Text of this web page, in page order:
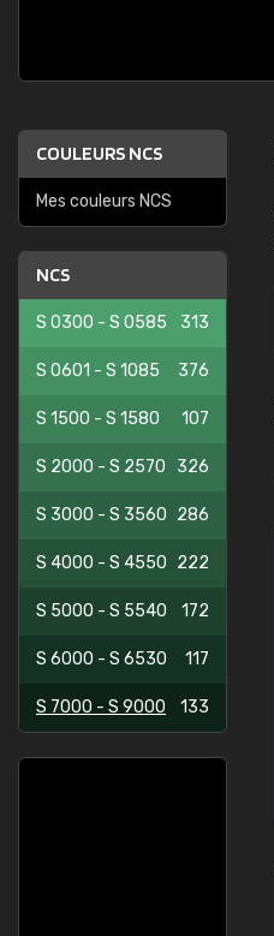
COULEURS NCS
Mes couleurs NCS
NCS
S 0300 - S 0585 313
S 0601 - S 1085 376
S 1500 - S 1580 107
S 2000 - S 2570 326
S 3000 - S 3560 286
S 4000 - S 4550 222
S 5000 - S 5540 172
S 6000 - S 6530 117
S 7000 - S 9000 133